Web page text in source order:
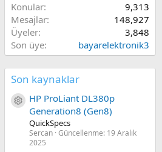
Konular
9,313
Mesajlar
148,927
Üyeler
3,848
Son üye
bayarelektronik3
Son kaynaklar
Kaynak ikon/amblem
HP ProLiant DL380p
Generation8 (Gen8)
QuickSpecs
Sercan Güncellenme: 19 Aralık
2025